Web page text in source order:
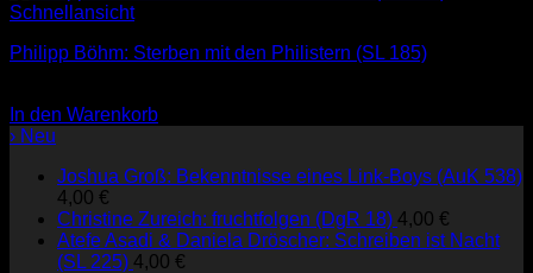
Schnellansicht
Philipp Böhm: Sterben mit den Philistern (SL 185)
In den Warenkorb
› Neu
Joshua Groß: Bekenntnisse eines Link-Boys (AuK 538)
4,00 €
Christine Zureich: fruchtfolgen (DgR 18) 4,00 €
Atefe Asadi & Daniela Dröscher: Schreiben ist Nacht
(SL 225) 4,00 €